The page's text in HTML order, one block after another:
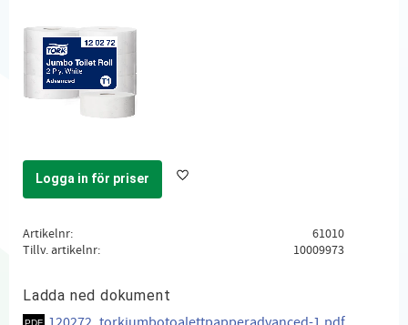
Logga in för priser Lägg till i favoriter
Artikelnr
61010
Tillv. artikelnr
10009973
Ladda ned dokument